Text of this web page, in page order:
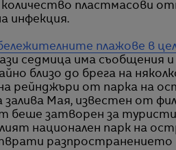
количество пластмасови
инфекция.
плажове в
седмица има съобщения
близо до брега на
рейнджъри от парка на
залива Мая, известен от
беше затворен за туристи
национален парк на
разпространението